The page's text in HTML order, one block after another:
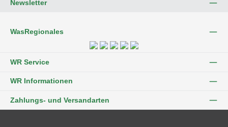
Newsletter
WasRegionales
WR Service
WR Informationen
Zahlungs- und Versandarten